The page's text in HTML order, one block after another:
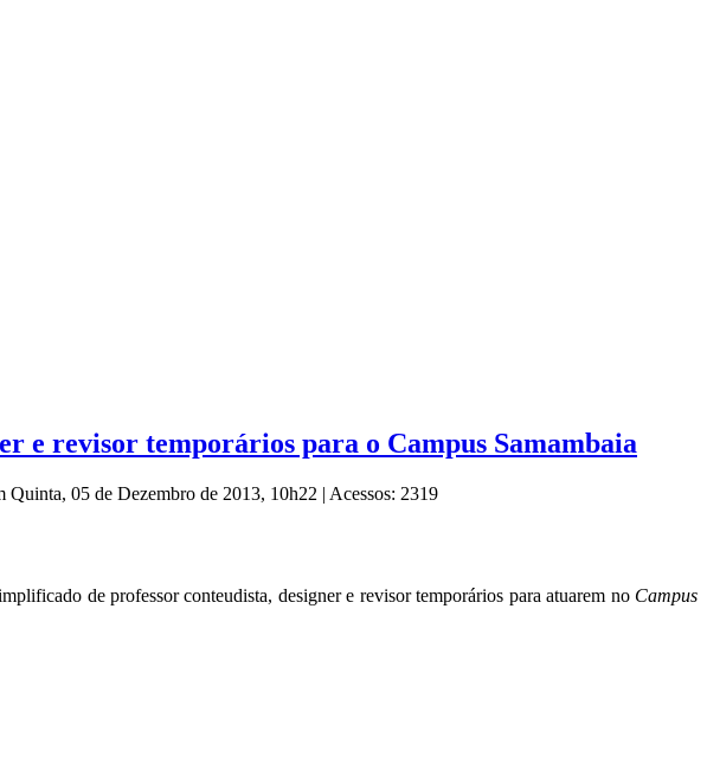
e revisor temporários para o Campus Samambaia
Quinta, 05 de Dezembro de 2013, 10h22 | Acessos: 2319
de professor conteudista, designer e revisor temporários para atuarem no Campus